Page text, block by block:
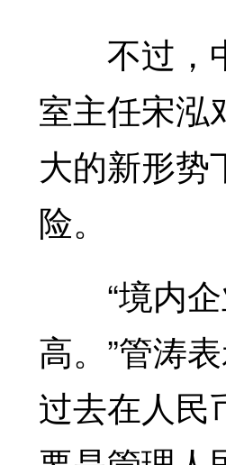
不过，中
室主任宋泓
大的新形势
险。
“境内企
高。”管涛
过去在人民